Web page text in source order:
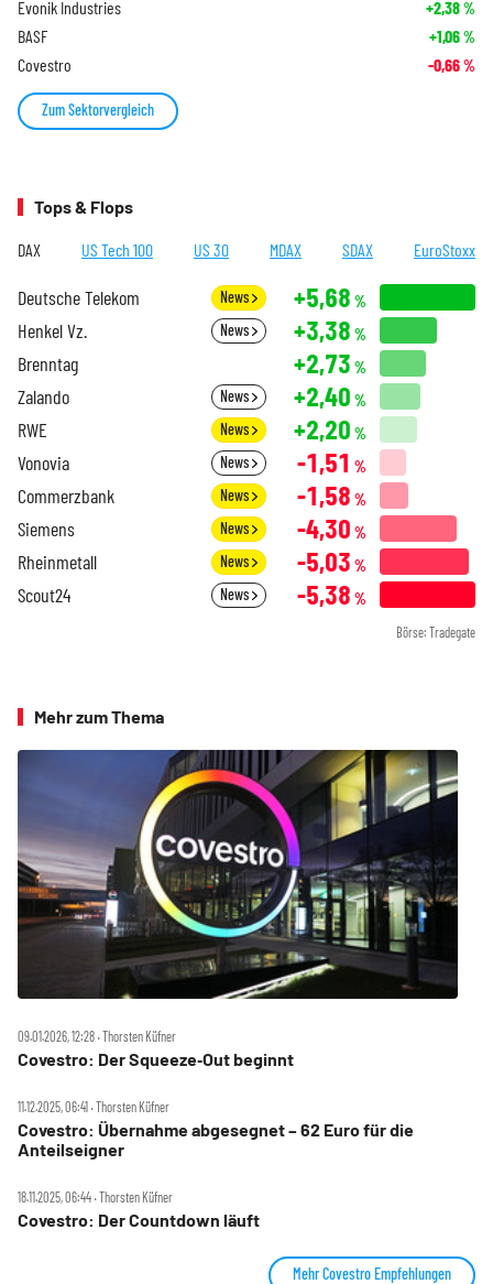
Evonik Industries +2,38%
BASF +1,06%
Covestro -0,66%
Zum Sektorvergleich
Tops & Flops
DAX US Tech 100 US 30 MDAX SDAX EuroStoxx
Deutsche Telekom News +5,68 %
Henkel Vz. News +3,38 %
Brenntag +2,73 %
Zalando News +2,40 %
RWE News +2,20 %
Vonovia News -1,51 %
Commerzbank News -1,58 %
Siemens News -4,30 %
Rheinmetall News -5,03 %
Scout24 News -5,38 %
Börse: Tradegate
Mehr zum Thema
09.01.2026, 12:28 ‧ Thorsten Küfner
Covestro: Der Squeeze‑Out beginnt
11.12.2025, 06:41 ‧ Thorsten Küfner
Covestro: Übernahme abgesegnet – 62 Euro für die
Anteilseigner
18.11.2025, 06:44 ‧ Thorsten Küfner
Covestro: Der Countdown läuft
Mehr Covestro Empfehlungen